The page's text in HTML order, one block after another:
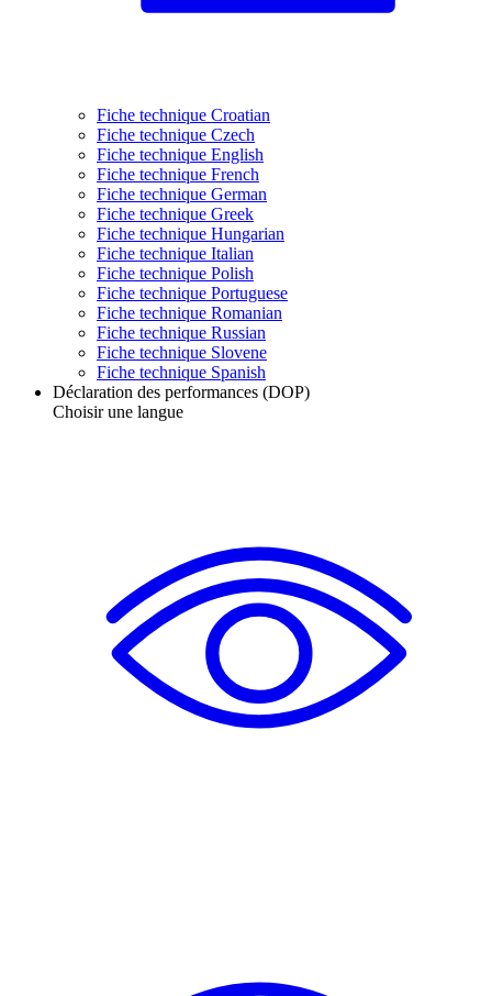
Fiche technique Croatian
Fiche technique Czech
Fiche technique English
Fiche technique French
Fiche technique German
Fiche technique Greek
Fiche technique Hungarian
Fiche technique Italian
Fiche technique Polish
Fiche technique Portuguese
Fiche technique Romanian
Fiche technique Russian
Fiche technique Slovene
Fiche technique Spanish
Déclaration des performances (DOP)
Choisir une langue